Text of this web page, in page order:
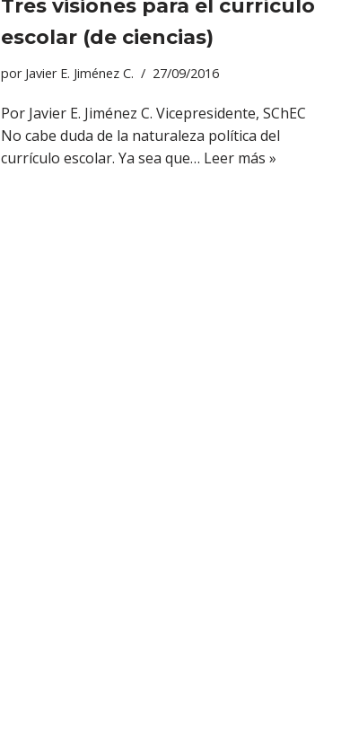
Tres visiones para el currículo
escolar (de ciencias)
por Javier E. Jiménez C. 27/09/2016
Por Javier E. Jiménez C. Vicepresidente, SChEC
No cabe duda de la naturaleza política del
currículo escolar. Ya sea que… Leer más »